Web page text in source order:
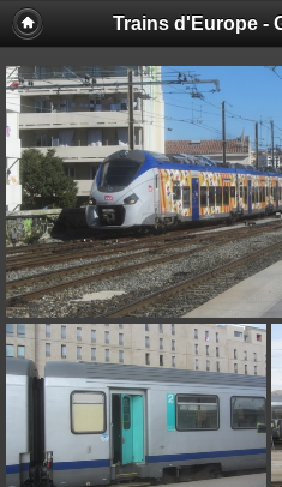
Trains d'Europe -